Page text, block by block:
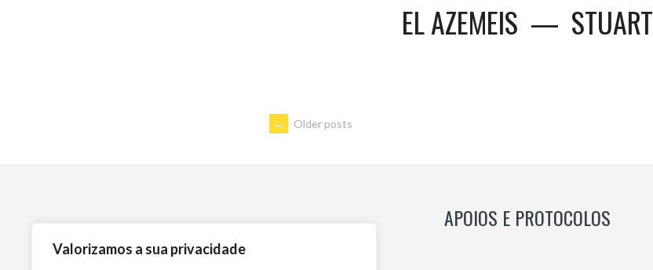
Valorizamos a sua privacidade
EL AZEMEIS — STUART
POSTS
NAVIGATION
← Older posts
APOIOS E PROTOCOLOS